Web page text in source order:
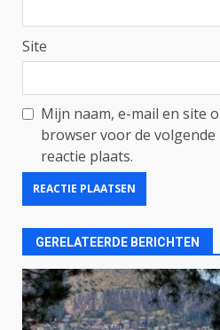
Site
Mijn naam, e-mail en site
browser voor de
reactie plaats.
GERELATEERDE BERICHTEN